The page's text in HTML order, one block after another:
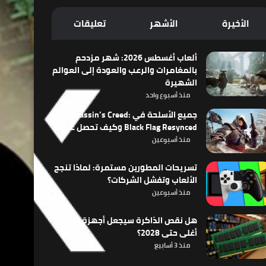
الأخيرة الأشهر تعليقات
ألعاب أغسطس 2026: شهر مزدحم
بالمغامرات والرعب والعودة إلى العوالم
الشهيرة
منذ أسبوع واحد
جميع الأسلحة في Assassin’s Creed:
Black Flag Resynced وكيف تحصل عليها
منذ أسبوعين
تسريحات المطورين مستمرة: لماذا تنجح
الألعاب وتفشل الشركات؟
منذ أسبوعين
هل نقص الذاكرة سيجعل أجهزة الألعاب
أغلى حتى 2028؟
منذ 3 أسابيع